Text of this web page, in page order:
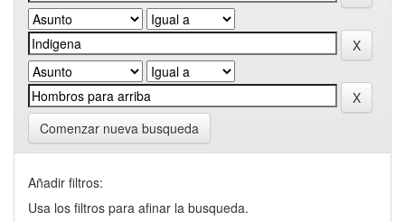
Comenzar nueva busqueda
Añadir filtros:
Usa los filtros para afinar la busqueda.